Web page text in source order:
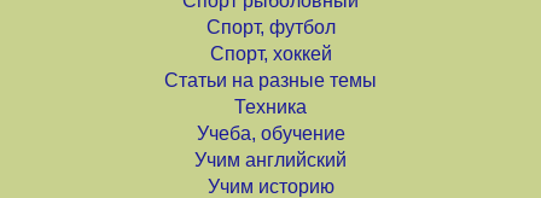
Спорт, футбол
Спорт, хоккей
Статьи на разные темы
Техника
Учеба, обучение
Учим английский
Учим историю